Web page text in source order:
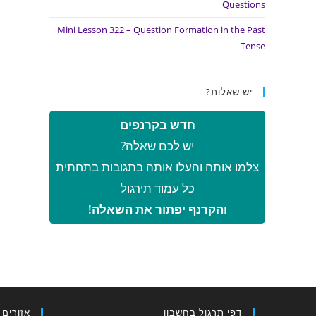
Questions
Mini Lesson 322 – Question Formation in the Past
Tense
יש שאלות?
חדש בקרנפים
יש לכם שאלה?
צלמו אותה והעלו אותה בתגובות בתחתית
כל עמוד תירגול
והקרנף יפתור את השאלה!
דפי תרגול בחשבון